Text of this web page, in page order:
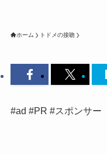
ホーム トドメの接吻
#ad #PR #スポンサー